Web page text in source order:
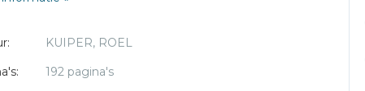
KUIPER, ROEL
192 pagina's